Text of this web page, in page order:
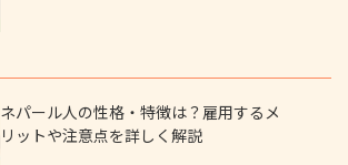
ネパール人の性格・特徴は？雇用するメ
リットや注意点を詳しく解説